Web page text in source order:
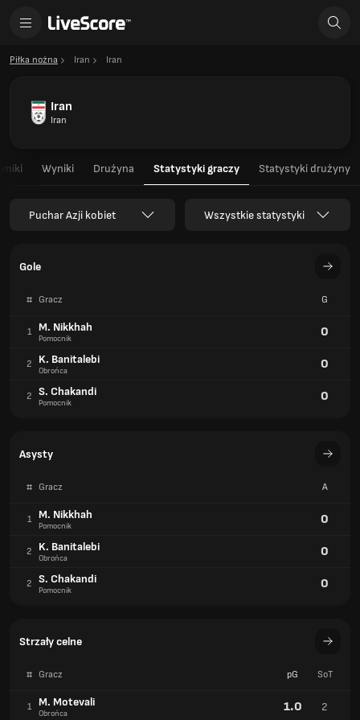
Piłka nożna Iran Iran
Iran
Iran
Wyniki Drużyna Statystyki graczy Statystyki drużyny
Puchar Azji kobiet Wszystkie statystyki
Gole
# Gracz G
1 M. Nikkhah
Pomocnik 0
2 K. Banitalebi
Obrońca 0
2 S. Chakandi
Pomocnik 0
Asysty
# Gracz A
1 M. Nikkhah
Pomocnik 0
2 K. Banitalebi
Obrońca 0
2 S. Chakandi
Pomocnik 0
Strzały celne
# Gracz pG SoT
1 M. Motevali
Obrońca 1.0 2